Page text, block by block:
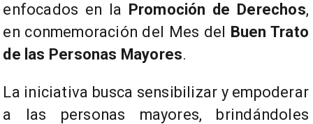
enfocados en la Promoción de Derechos,
en conmemoración del Mes del Buen Trato
de las Personas Mayores.
La iniciativa busca sensibilizar y empoderar
a las personas mayores, brindándoles